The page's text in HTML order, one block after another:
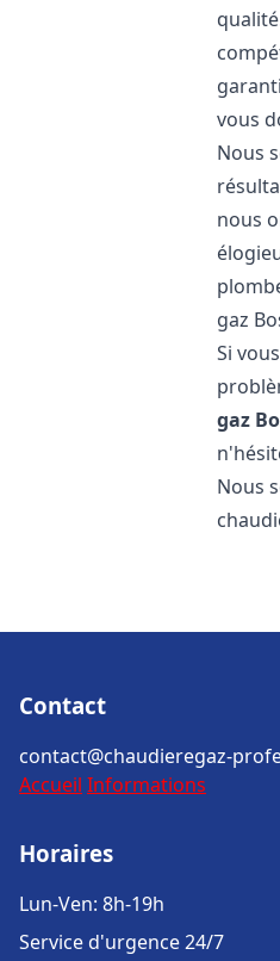
vous
Nous
nous
gaz
Si
gaz
Nous
Contact
contact@chaudieregaz-
Accueil Informations
Horaires
Lun-Ven: 8h-19h
Service d'urgence 24/7